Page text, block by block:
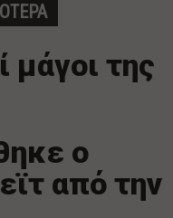
μάγοι της
ο
από την